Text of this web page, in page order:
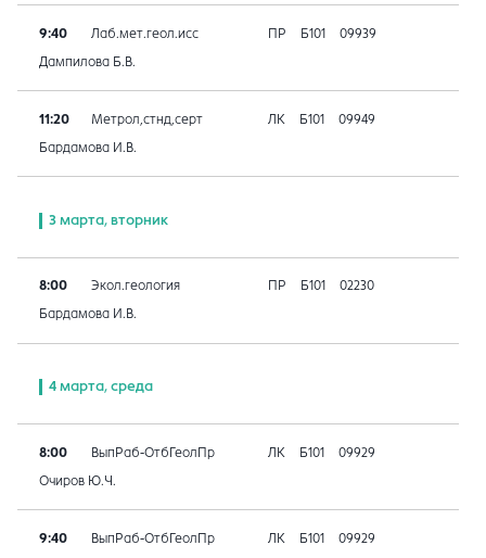
9:40 Лаб.мет.геол.исс ПР Б101 09939
Дампилова Б.В.
11:20 Метрол,стнд,серт ЛК Б101 09949
Бардамова И.В.
3 марта, вторник
8:00 Экол.геология ПР Б101 02230
Бардамова И.В.
4 марта, среда
8:00 ВыпРаб-ОтбГеолПр ЛК Б101 09929
Очиров Ю.Ч.
9:40 ВыпРаб-ОтбГеолПр ЛК Б101 09929